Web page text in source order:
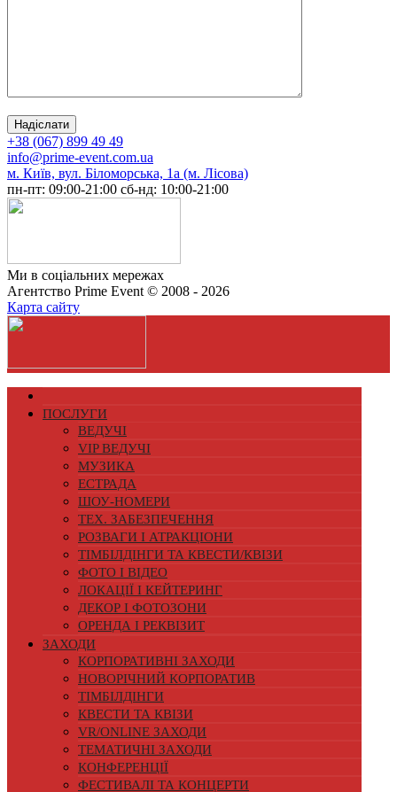
+38 (067) 899 49 49
info@prime-event.com.ua
м. Київ, вул. Біломорська, 1а (м. Лісова)
пн-пт: 09:00-21:00 сб-нд: 10:00-21:00
Ми в соціальних мережах
Агентство Prime Event © 2008 - 2026
Карта сайту
ПОСЛУГИ
ВЕДУЧІ
VIP ВЕДУЧІ
МУЗИКА
ЕСТРАДА
ШОУ-НОМЕРИ
ТЕХ. ЗАБЕЗПЕЧЕННЯ
РОЗВАГИ І АТРАКЦІОНИ
ТІМБІЛДІНГИ ТА КВЕСТИ/КВІЗИ
ФОТО І ВІДЕО
ЛОКАЦІЇ І КЕЙТЕРИНГ
ДЕКОР І ФОТОЗОНИ
ОРЕНДА І РЕКВІЗИТ
ЗАХОДИ
КОРПОРАТИВНІ ЗАХОДИ
НОВОРІЧНИЙ КОРПОРАТИВ
ТІМБІЛДІНГИ
КВЕСТИ ТА КВІЗИ
VR/ONLINE ЗАХОДИ
ТЕМАТИЧНІ ЗАХОДИ
КОНФЕРЕНЦІЇ
ФЕСТИВАЛІ ТА КОНЦЕРТИ